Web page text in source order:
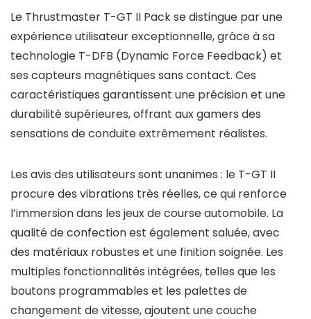
Le Thrustmaster T-GT II Pack se distingue par une
expérience utilisateur exceptionnelle, grâce à sa
technologie T-DFB (Dynamic Force Feedback) et
ses capteurs magnétiques sans contact. Ces
caractéristiques garantissent une précision et une
durabilité supérieures, offrant aux gamers des
sensations de conduite extrêmement réalistes.
Les avis des utilisateurs sont unanimes : le T-GT II
procure des vibrations très réelles, ce qui renforce
l’immersion dans les jeux de course automobile. La
qualité de confection est également saluée, avec
des matériaux robustes et une finition soignée. Les
multiples fonctionnalités intégrées, telles que les
boutons programmables et les palettes de
changement de vitesse, ajoutent une couche